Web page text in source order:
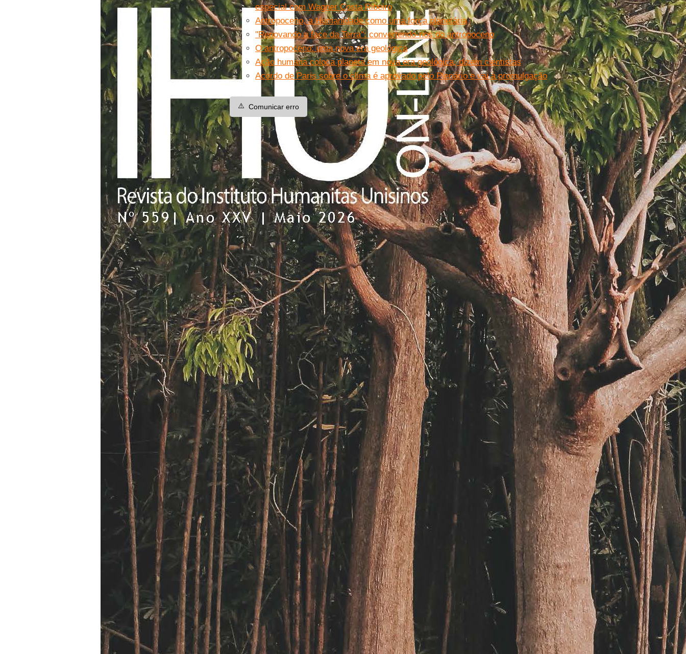
especial com Wagner Costa Ribeiro
Antropoceno, a Humanidade como uma força planetária
''Renovando a face da Terra'': convertendo-nos do antropoceno
O antropoceno: uma nova era geológica
Ação humana coloca planeta em nova era geológica, dizem cientistas
Acordo de Paris sobre o clima é aprovado pelo Plenário e vai à promulgação
⚠️ Comunicar erro